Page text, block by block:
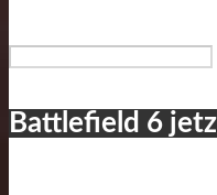
Suchen
Battlefield 6